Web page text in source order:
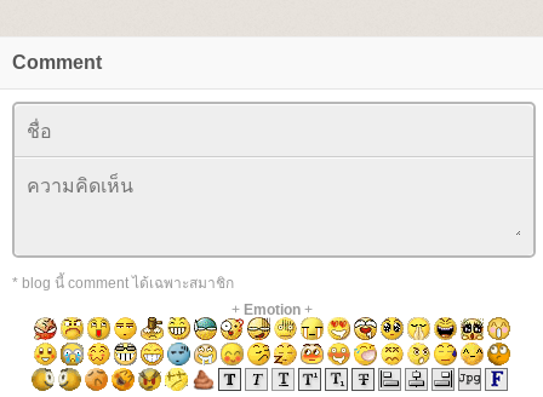
Comment
* blog นี้ comment ได้เฉพาะสมาชิก
+ Emotion+